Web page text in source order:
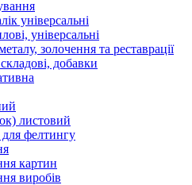
універсальні
універсальні
золочення та реставрації
добавки
листовий
фелтингу
картин
виробів